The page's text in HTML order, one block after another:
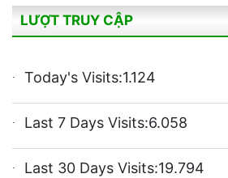
LƯỢT TRUY CẬP
Today's Visits:1.124
Last 7 Days Visits:6.058
Last 30 Days Visits:19.794